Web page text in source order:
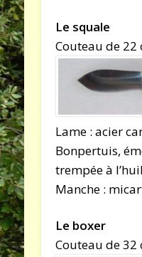
Le squale
Couteau de 22
Lame : acier
Bonpertuis,
trempée à
Manche :
Le boxer
Couteau de 32